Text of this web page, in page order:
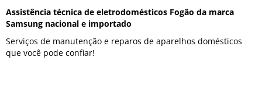
Assistência técnica de eletrodomésticos Fogão da marca
Samsung nacional e importado
Serviços de manutenção e reparos de aparelhos domésticos
que você pode confiar!